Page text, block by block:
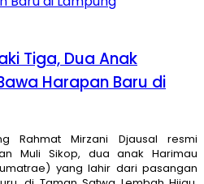
Tiga, Dua Anak
Harapan Baru di
Rahmat Mirzani Djausal resmi
Muli Sikop, dua anak Harimau
yang lahir dari pasangan